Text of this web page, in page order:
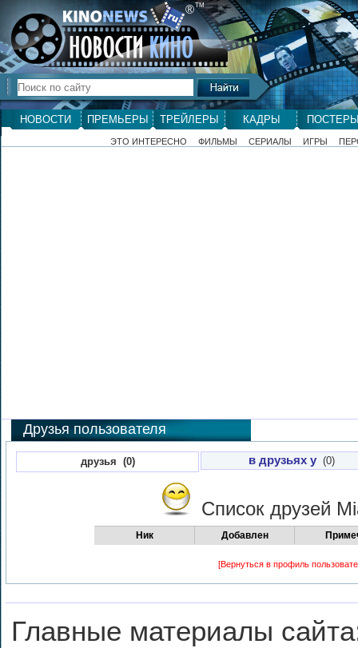
®ТМ
НОВОСТИ ПРЕМЬЕРЫ ТРЕЙЛЕРЫ КАДРЫ
ЭТО ИНТЕРЕСНО ФИЛЬМЫ СЕРИАЛЫ ИГРЫ
Друзья пользователя
друзья (0) в друзьях у (0)
Список друзей
Ник Добавлен
[Вернуться в профиль
Главные материалы